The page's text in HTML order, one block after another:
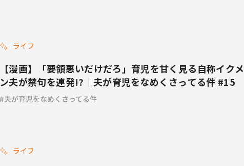
ライフ
【漫画】「要領悪いだけだろ」育児を甘く見る自称イクメ
ン夫が禁句を連発!?｜夫が育児をなめくさってる件 #15
夫が育児をなめくさってる件
ライフ